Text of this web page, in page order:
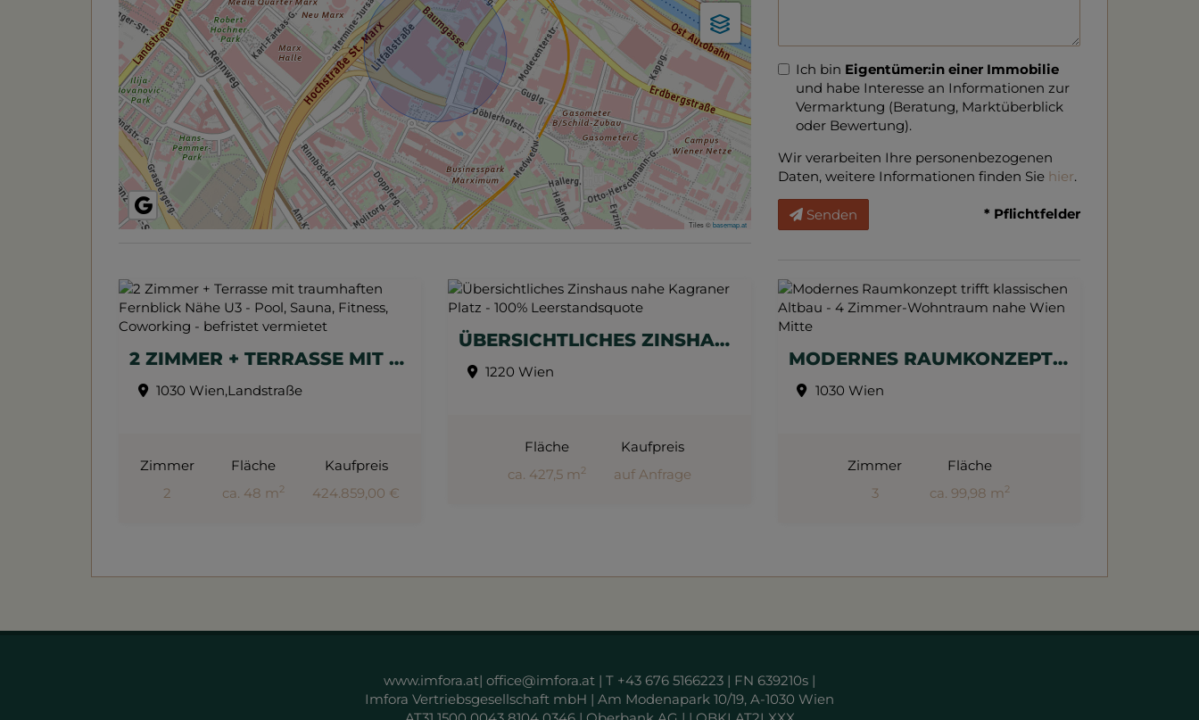
Tiles ©basemap.at
Ich bin Eigentümer:in einer Immobilie
und habe Interesse an Informationen zur
Vermarktung (Beratung, Marktüberblick
oder Bewertung).
Wir verarbeiten Ihre personenbezogenen
Daten, weitere Informationen finden Sie hier.
Senden * Pflichtfelder
2 ZIMMER + TERRASSE MIT TRAUMHAFTEN FERNBLICK NÄHE U3 - POOL, SAUNA, FITNESS, COWORKING - BEFRISTET VERMIETET
1030 Wien,Landstraße
Zimmer
2
Fläche
ca. 48 m2
Kaufpreis
424.859,00 €
ÜBERSICHTLICHES ZINSHAUS NAHE KAGRANER PLATZ - 100% LEERSTANDSQUOTE
1220 Wien
Fläche
ca. 427,5 m2
Kaufpreis
auf Anfrage
MODERNES RAUMKONZEPT TRIFFT KLASSISCHEN ALTBAU - 4 ZIMMER-WOHNTRAUM NAHE WIEN MITTE
1030 Wien
Zimmer
3
Fläche
ca. 99,98 m2
www.imfora.at| office@imfora.at | T +43 676 5166223 | FN 639210s |
Imfora Vertriebsgesellschaft mbH | Am Modenapark 10/19, A-1030 Wien